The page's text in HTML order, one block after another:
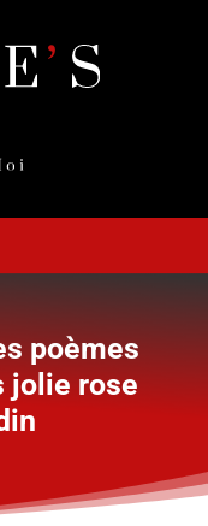
poèmes
jolie rose